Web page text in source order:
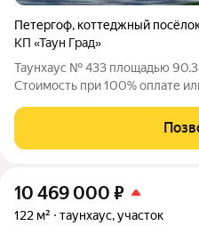
Петергоф, коттеджный
КП «Таун Град»
Таунхаус № 433 площадью 90.3
Стоимость при 100% оплате
постоянного проживания.
районе, рядом с Новым
10 469 000 ₽
122 м² таунхаус, участок